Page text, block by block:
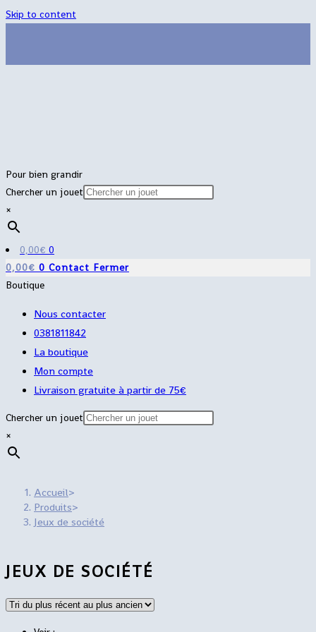
Skip to content
Pour bien grandir
Chercher un jouet
×
0,00€ 0
0,00€ 0 Contact Fermer
Boutique
Nous contacter
0381811842
La boutique
Mon compte
Livraison gratuite à partir de 75€
Chercher un jouet
×
Accueil>
Produits>
Jeux de société
JEUX DE SOCIÉTÉ